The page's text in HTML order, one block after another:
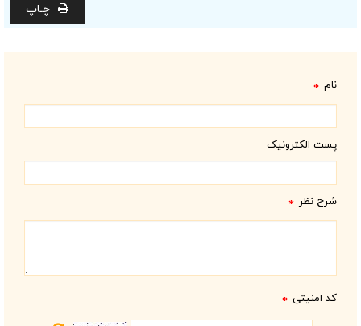
چـاپ
نام *
پست الکترونیک
شرح نظر *
کد امنیتی *